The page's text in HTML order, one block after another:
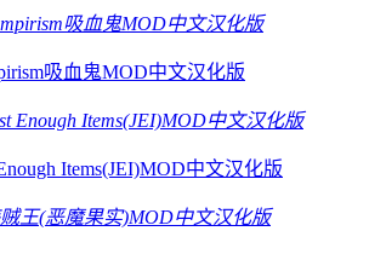
吸血鬼MOD中文汉化版
Items(JEI)MOD中文汉化版